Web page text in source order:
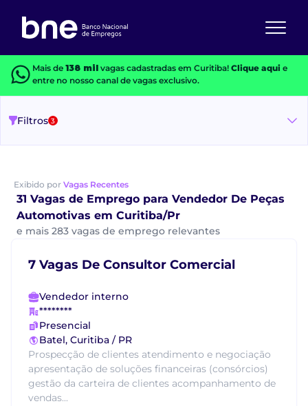
Mais de 138 milvagas cadastradas em Curitiba! Clique aquie
entre no nosso canal de vagas exclusivo.
Filtros 3
Exibido por Vagas Recentes
31 Vagas de Emprego para Vendedor De Peças
Automotivas em Curitiba/Pr
e mais 283 vagas de emprego relevantes
7 Vagas De Consultor Comercial
Vendedor interno
********
Presencial
Batel, Curitiba / PR
Prospecção de clientes atendimento e negociação
apresentação de soluções financeiras (consórcios)
gestão da carteira de clientes acompanhamento de
vendas...